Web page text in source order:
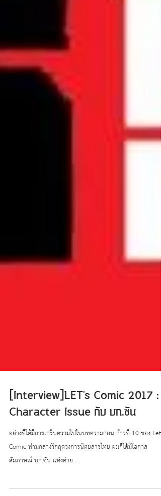
[Interview]LET's Comic 2017 :
Character Issue กับ บก.ซัน
อย่างที่ได้มีการเกริ่นความไปในบทความก่อน ก้าวที่ 10 ของ Let's
สัมภาษณ์ บก.ซัน แห่งค่าย...